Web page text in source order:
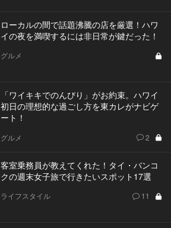
ローカルの間で話題沸騰の店を厳選！ハワ
イの夜を満喫するには非日常が鍵だった！
グルメ
「ワイキキでのんびり」がお約束。ハワイ
初日の理想的な過ごし方を東カレがナビゲ
ート！
グルメ 2
客室乗務員が教えてくれた！タイ・バンコ
クの週末女子旅で行きたいスポット17選
ライフスタイル 11